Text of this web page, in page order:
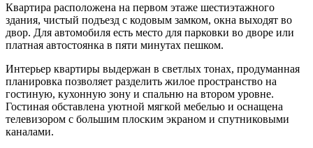
Квартира расположена на первом этаже шестиэтажного
здания, чистый подъезд с кодовым замком, окна выходят во
двор. Для автомобиля есть место для парковки во дворе или
платная автостоянка в пяти минутах пешком.
Интерьер квартиры выдержан в светлых тонах, продуманная
планировка позволяет разделить жилое пространство на
гостиную, кухонную зону и спальню на втором уровне.
Гостиная обставлена уютной мягкой мебелью и оснащена
телевизором с большим плоским экраном и спутниковыми
каналами.